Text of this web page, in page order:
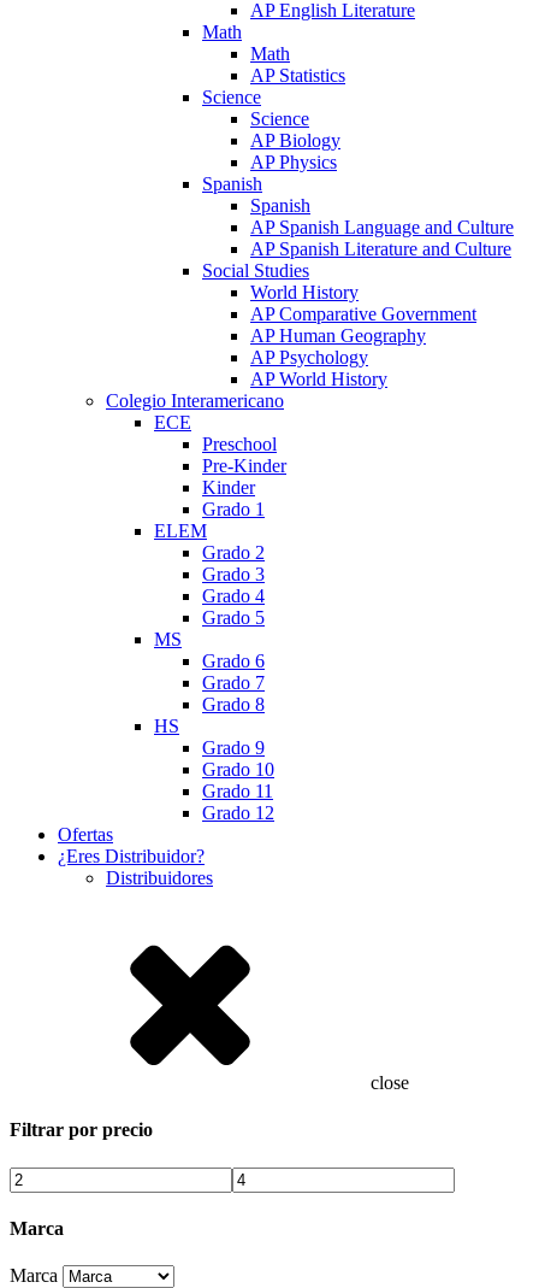
AP English Literature
Math
Math
AP Statistics
Science
Science
AP Biology
AP Physics
Spanish
Spanish
AP Spanish Language and Culture
AP Spanish Literature and Culture
Social Studies
World History
AP Comparative Government
AP Human Geography
AP Psychology
AP World History
Colegio Interamericano
ECE
Preschool
Pre-Kinder
Kinder
Grado 1
ELEM
Grado 2
Grado 3
Grado 4
Grado 5
MS
Grado 6
Grado 7
Grado 8
HS
Grado 9
Grado 10
Grado 11
Grado 12
Ofertas
¿Eres Distribuidor?
Distribuidores
close
Filtrar por precio
Marca
Marca